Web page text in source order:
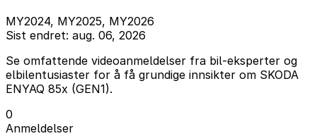
MY2024, MY2025, MY2026
Sist endret: aug. 06, 2026
Se omfattende videoanmeldelser fra bil-eksperter og
elbilentusiaster for å få grundige innsikter om SKODA
ENYAQ 85x (GEN1).
0
Anmeldelser